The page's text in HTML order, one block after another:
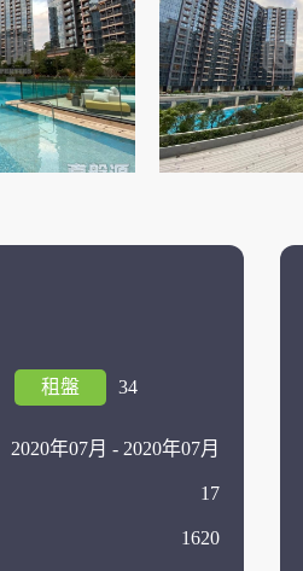
租盤 34
2020年07月 - 2020年07月
17
1620